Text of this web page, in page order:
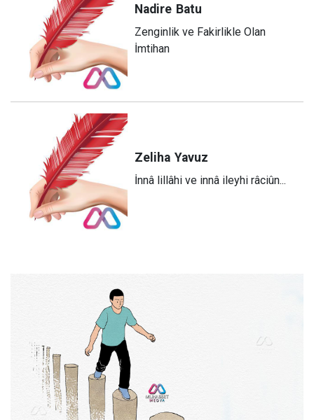
Nadire Batu
Zenginlik ve Fakirlikle Olan
İmtihan
Zeliha Yavuz
​İnnâ lillâhi ve innâ ileyhi râciûn...